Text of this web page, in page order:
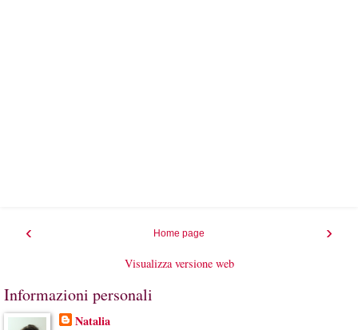
‹ ›
Home page
Visualizza versione web
Informazioni personali
Natalia